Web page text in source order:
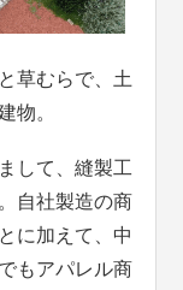
草むらで、土
物。
して、縫製工
自社製造の商
に加えて、中
もアパレル商